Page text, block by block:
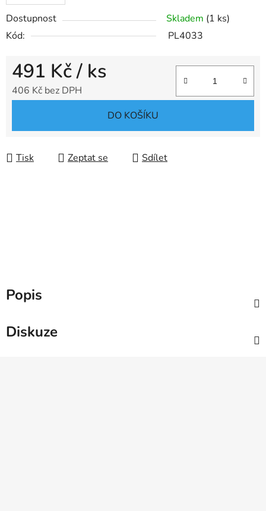
Dostupnost Skladem (1 ks)
Kód:
PL4033
491 Kč/ ks
406 Kč bez DPH
DO KOŠÍKU
Tisk Zeptat se Sdílet
Popis
Diskuze